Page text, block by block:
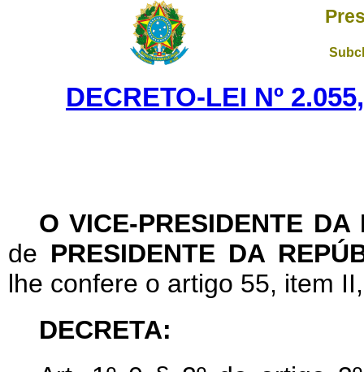
DECRETO-LEI Nº
O VICE-PRESIDENTE DA
de PRESIDENTE DA
lhe confere o artigo 55, item
DECRETA: